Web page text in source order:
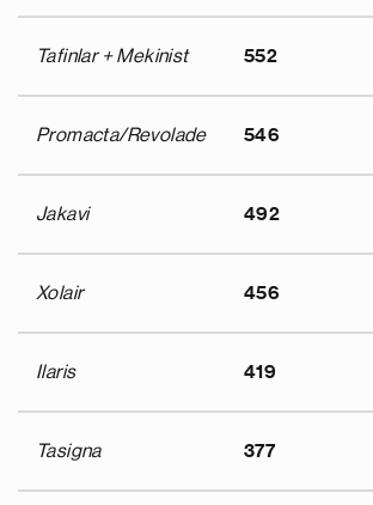
Tafinlar + Mekinist 552
Promacta/Revolade 546
Jakavi 492
Xolair 456
Ilaris 419
Tasigna 377